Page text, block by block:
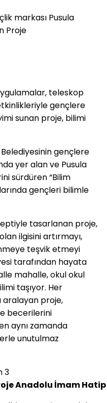
teleskop
gençlere
sunan proje, bilimi
gençlere
yer alan ve Pusula
sürdüren “Bilim
gençleri bilimle
tasarlanan proje,
ilgisini artırmayı,
teşvik etmeyi
tarafından hayata
mahalle, okul okul
taşıyor. Her
aralayan proje,
becerilerini
aynı zamanda
unutulmaz
Anadolu İmam